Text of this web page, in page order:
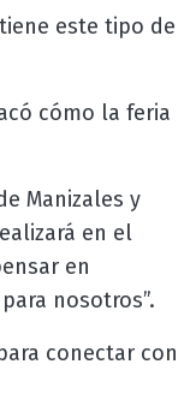
este tipo de
cómo la feria
Manizales y
en el
en
nosotros”.
conectar con